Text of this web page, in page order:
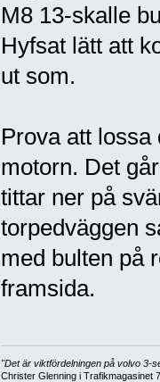
M8 13-skalle
Hyfsat lätt att
ut som.
Prova att lossa
motorn. Det
tittar ner på
torpedväggen
med bulten på
framsida.
"Det är viktfördelningen på volvo 3-
Christer Glenning i Trafikmagasinet